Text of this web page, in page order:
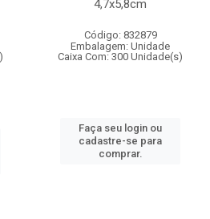
4,7x5,8cm
Código: 832879
Embalagem: Unidade
Caixa Com: 300 Unidade(s)
Faça seu login ou
cadastre-se para
comprar.